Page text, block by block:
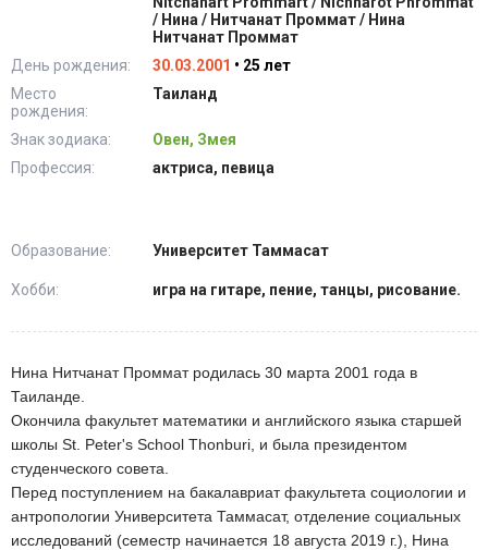
/ Нина / Нитчанат Проммат / Нина
Нитчанат Проммат
День рождения:
30.03.2001 • 25 лет
Место
рождения:
Таиланд
Знак зодиака:
Овен, Змея
Профессия:
актриса, певица
Образование: Университет Таммасат
Хобби: игра на гитаре, пение, танцы, рисование.
Нина Нитчанат Проммат родилась 30 марта 2001 года в
Таиланде.
Окончила факультет математики и английского языка старшей
школы St. Peter's School Thonburi, и была президентом
студенческого совета.
Перед поступлением на бакалавриат факультета социологии и
антропологии Университета Таммасат, отделение социальных
исследований (семестр начинается 18 августа 2019 г.), Нина